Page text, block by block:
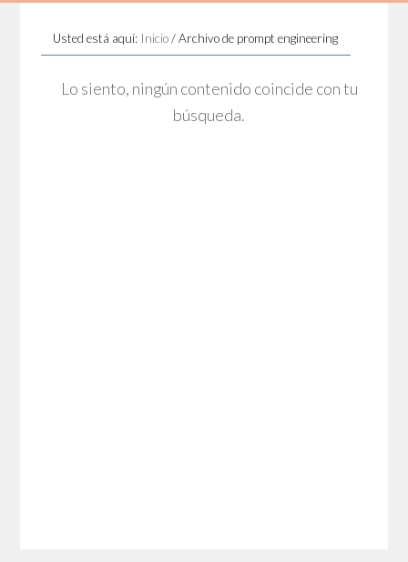
Usted está aquí: Inicio /Archivo de prompt engineering
Lo siento, ningún contenido coincide con tu
búsqueda.